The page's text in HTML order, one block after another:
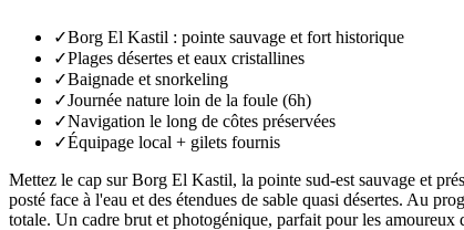
✓Borg El Kastil : pointe sauvage et fort historique
✓Plages désertes et eaux cristallines
✓Baignade et snorkeling
✓Journée nature loin de la foule (6h)
✓Navigation le long de côtes préservées
✓Équipage local + gilets fournis
Mettez le cap sur Borg El Kastil, la pointe sud-est sauvage et
posté face à l'eau et des étendues de sable quasi désertes. Au
totale. Un cadre brut et photogénique, parfait pour les